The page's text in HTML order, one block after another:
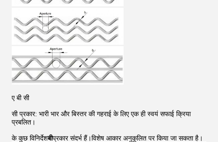
ए बी सी
सी प्रकार: भारी भार और बिस्तर की गहराई के लिए एक ही स्वयं सफाई क्रिया
प्रबलित।
के कुछ विनिर्देशबीप्रकार संदर्भ हैं।विशेष आकार अनुकूलित पर किया जा सकता है।